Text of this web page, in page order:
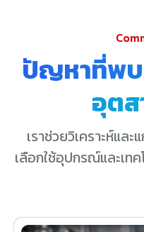
ปัญหาที่พบ
อุต
เราช่วยวิเคราะห์แล
เลือกใช้อุปกรณ์และเทค